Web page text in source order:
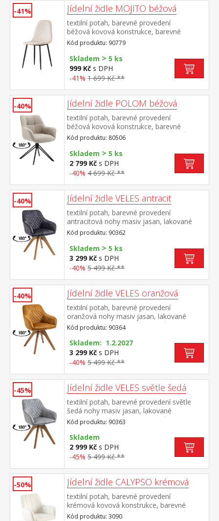
-41% Jídelní židle MOJITO béžová
textilní potah, barevné provedení
béžová kovová konstrukce, barevné
provedení černá výška sedu 48
cm doporučená nosnost do 120 kg
Kód produktu: 90779
Skladem > 5 ks
999 Kč s DPH
-41% 1 699 Kč **
-40% Jídelní židle POLOM béžová
textilní potah, barevné provedení
béžová kovová konstrukce, barevné
provedení černá otočná o 180 stupňů výška
sedu 50 cm doporučená nosnost do 120 kg
Kód produktu: 80506
Skladem > 5 ks
2 799 Kč s DPH
-40% 4 699 Kč **
-40% Jídelní židle VELES antracit
textilní potah, barevné provedení
antracitová nohy masiv jasan, lakované
provedení otočná o 180 stupňů výška sedu
47 cm doporučená nosnost do 120 kg
Kód produktu: 90362
Skladem > 5 ks
3 299 Kč s DPH
-40% 5 499 Kč **
-40% Jídelní židle VELES oranžová
textilní potah, barevné provedení
oranžová nohy masiv jasan, lakované
provedení otočná o 180 stupňů výška sedu
47 cm doporučená nosnost do 120 kg
Kód produktu: 90364
Skladem: 1.2.2027
3 299 Kč s DPH
-40% 5 499 Kč **
-45% Jídelní židle VELES světle šedá
textilní potah, barevné provedení světle
šedá nohy masiv jasan, lakované
provedení otočná o 180 stupňů výška sedu
47 cm doporučená nosnost do 120 kg
Kód produktu: 90363
Skladem
2 999 Kč s DPH
-45% 5 499 Kč **
-50% Jídelní židle CALYPSO krémová
textilní potah, barevné provedení
krémová kovová konstrukce, barevné
provedení černá otočná o 360 stupňů
Kód produktu: 3090